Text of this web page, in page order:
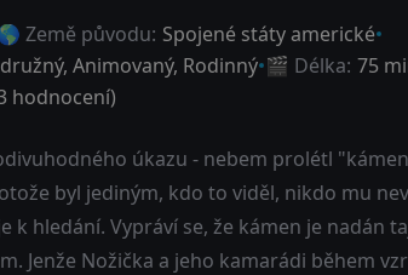
Země původu: Spojené státy americké
, Animovaný, Rodinný 🎬 Délka: 75
hodnocení)
úkazu - nebem prolétl
byl jediným, kdo to viděl, nikdo mu
k hledání. Vypráví se, že kámen je nadán
Jenže Nožička a jeho kamarádi během